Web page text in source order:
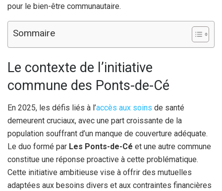
pour le bien-être communautaire.
Sommaire
Le contexte de l’initiative
commune des Ponts-de-Cé
En 2025, les défis liés à l’accès aux soins de santé
demeurent cruciaux, avec une part croissante de la
population souffrant d’un manque de couverture adéquate.
Le duo formé par Les Ponts-de-Cé et une autre commune
constitue une réponse proactive à cette problématique.
Cette initiative ambitieuse vise à offrir des mutuelles
adaptées aux besoins divers et aux contraintes financières